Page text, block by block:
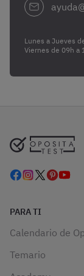
Lunes a Jueves
Viernes de 09h a